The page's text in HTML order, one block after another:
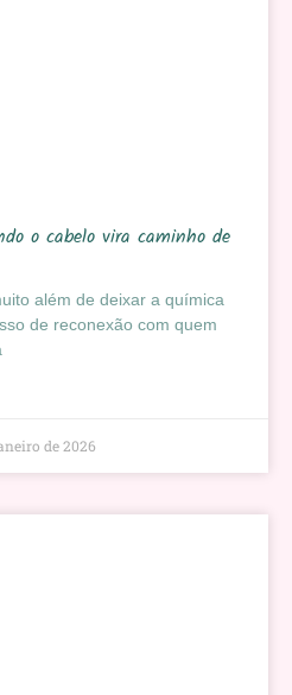
o cabelo vira caminho de
além de deixar a química
de reconexão com quem
de 2026